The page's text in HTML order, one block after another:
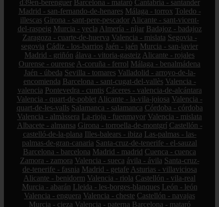
d39en-berenguer Barcelona - mataró Cantabria - santander
Madrid - san-fernando-de-henares Málaga - torrox Toledo -
illescas Girona - sant-pere-pescador Alicante - sant-vicent-
del-raspeig Murcia - yecla Almería - níjar Badajoz - badajoz
Zaragoza - cuarte-de-huerva Valencia - mislata Segovia -
segovia Cádiz - los-barrios Jaén - jaén Murcia - san-javier
Madrid - griñón álava - vitoria-gasteiz Alicante - rojales
Ourense - ourense A-coruña - ferrol Málaga - benalmádena
Jaén - úbeda Sevilla - tomares Valladolid - arroyo-de-la-
encomienda Barcelona - sant-cugat-del-vallès Valencia -
valencia Pontevedra - cuntis Cáceres - valencia-de-alcántara
Valencia - quart-de-poblet Alicante - la-vila-joiosa Valencia -
quart-de-les-valls Salamanca - salamanca Córdoba - córdoba
Valencia - almàssera La-rioja - fuenmayor Valencia - mislata
Albacete - almansa Girona - torroella-de-montgrí Castellón -
castelló-de-la-plana Illes-balears - ibiza Las-palmas - las-
palmas-de-gran-canaria Santa-cruz-de-tenerife - el-sauzal
Barcelona - barcelona Madrid - madrid Cuenca - cuenca
Zamora - zamora Valencia - sueca ávila - ávila Santa-cruz-
de-tenerife - fasnia Madrid - getafe Asturias - villaviciosa
Alicante - benidorm Valencia - riola Castellón - vila-real
Murcia - abarán Lleida - les-borges-blanques León - león
Valencia - enguera Valencia - cheste Castellón - navajas
Murcia - cieza Valencia - paterna Barcelona - mataró